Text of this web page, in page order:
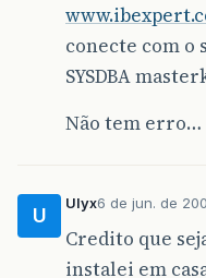
conecte com o
SYSDBA
Não tem erro…
U
Ulyx6 de jun. de
Credito que
instalei em